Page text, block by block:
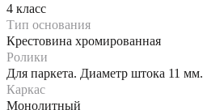
4 класс
Тип основания
Крестовина хромированная
Ролики
Для паркета. Диаметр штока 11 мм.
Каркас
Монолитный